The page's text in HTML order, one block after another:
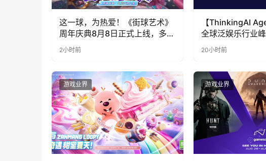
这一球，为热爱！《街球艺术》
周年庆典8月8日正式上线，多重
福利与全新内容同步开启
2小时前
【ThinkingAI
全球泛娱乐行业
代，人到底负责什
20小时前
游戏业界 游戏业界